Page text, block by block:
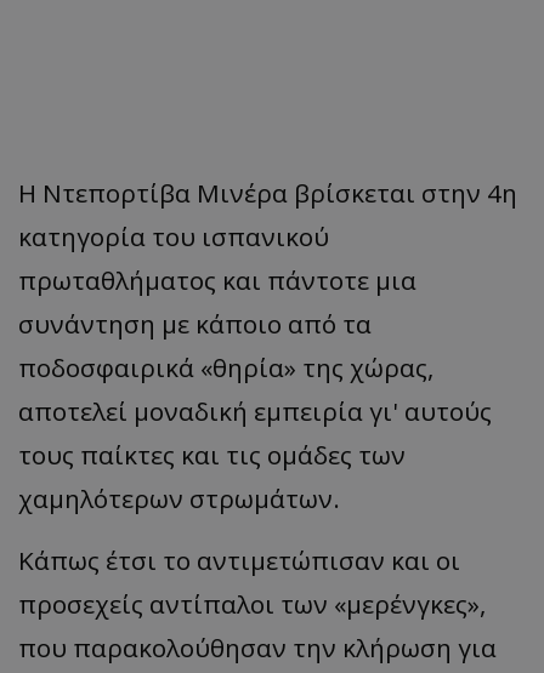
Η Ντεπορτίβα Μινέρα βρίσκεται στην 4η
κατηγορία του ισπανικού
πρωταθλήματος και πάντοτε μια
συνάντηση με κάποιο από τα
ποδοσφαιρικά «θηρία» της χώρας,
αποτελεί μοναδική εμπειρία γι' αυτούς
τους παίκτες και τις ομάδες των
χαμηλότερων στρωμάτων.
Κάπως έτσι το αντιμετώπισαν και οι
προσεχείς αντίπαλοι των «μερένγκες»,
που παρακολούθησαν την κλήρωση για